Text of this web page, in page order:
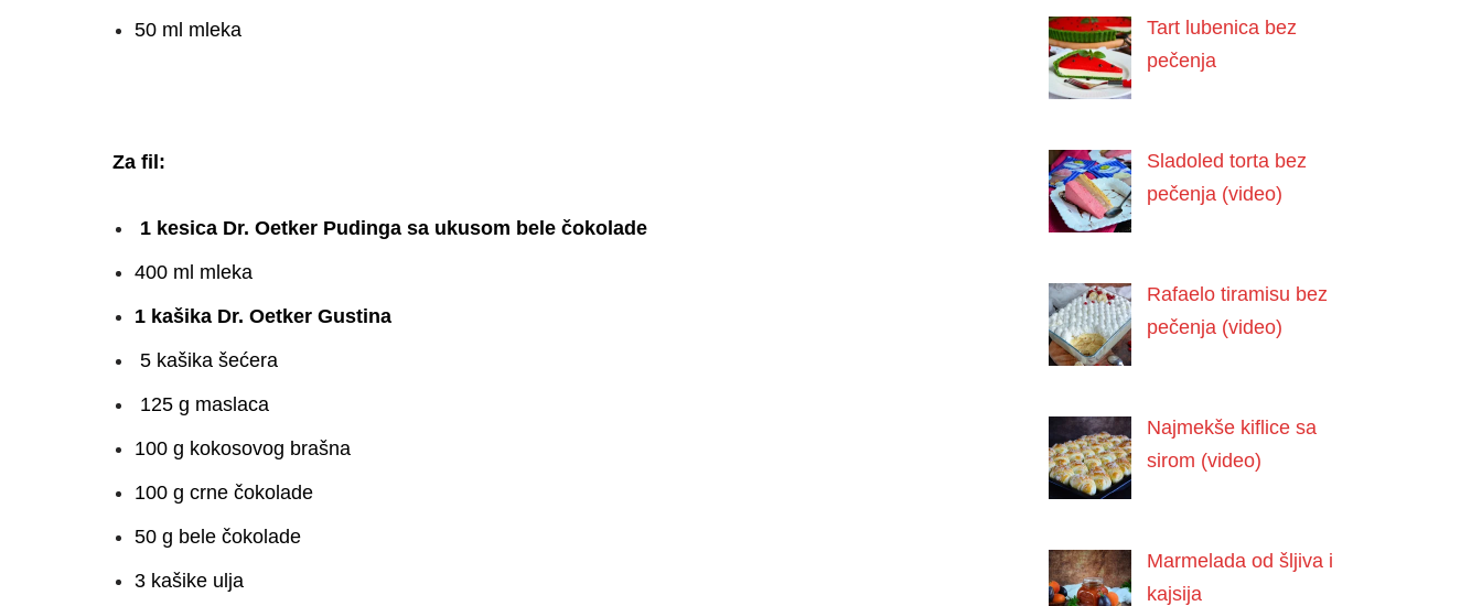
50 ml mleka
Za fil:
1 kesica Dr. Oetker Pudinga sa ukusom bele čokolade
400 ml mleka
1 kašika Dr. Oetker Gustina
5 kašika šećera
125 g maslaca
100 g kokosovog brašna
100 g crne čokolade
50 g bele čokolade
3 kašike ulja
Tart lubenica bez
pečenja
Sladoled torta bez
pečenja (video)
Rafaelo tiramisu bez
pečenja (video)
Najmekše kiflice sa
sirom (video)
Marmelada od šljiva i
kajsija